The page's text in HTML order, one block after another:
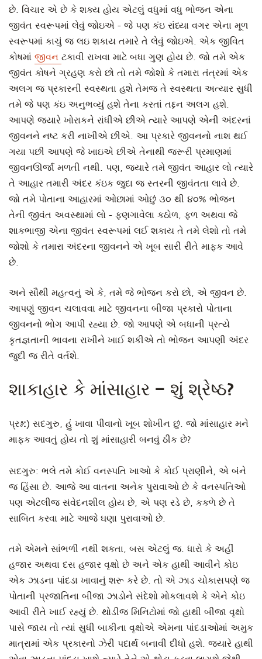
છે. વિચાર એ છે કે શક્ય હોય એટલું વધુમાં વધુ ભોજન એના
જીવંત સ્વરૂપમાં લેવું જોઇએ - જે પણ કંઇ રાંધ્યા વગર એના મૂળ
સ્વરૂપમાં કાચું જ લઇ શકાય તમારે તે લેવું જોઇએ. એક જીવિત
કોષમાં જીવન ટકાવી રાખવા માટે બધા ગુણ હોય છે. જો તમે એક
જીવંત કોષને ગ્રહણ કરો છો તો તમે જોશો કે તમારા તંત્રમાં એક
અલગ જ પ્રકારની સ્વસ્થતા હશે તેમજ તે સ્વસ્થતા અત્યાર સુધી
તમે જે પણ કંઇ અનુભવ્યું હશે તેના કરતાં તદ્દન અલગ હશે.
આપણે જ્યારે ખોરાકને રાંધીએ છીએ ત્યારે આપણે એની અંદરનાં
જીવનને નષ્ટ કરી નાખીએ છીએ. આ પ્રકારે જીવનનો નાશ થઈ
ગયા પછી આપણે જે ખાઇએ છીએ તેનાથી જરૂરી પ્રમાણમાં
જીવનઊર્જા મળતી નથી. પણ, જ્યારે તમે જીવંત આહાર લો ત્યારે
તે આહાર તમારી અંદર કંઇક જુદા જ સ્તરની જીવંતતા લાવે છે.
જો તમે પોતાના આહારમાં ઓછામાં ઓછું ૩૦ થી ૪૦% ભોજન
તેની જીવંત અવસ્થામાં લો - ફણગાવેલા કઠોળ, ફળ અથવા જે
શાકભાજી એના જીવંત સ્વરૂપમાં લઈ શકાય તે તમે લેશો તો તમે
જોશો કે તમારા અંદરના જીવનને એ ખૂબ સારી રીતે માફક આવે
છે.
અને સૌથી મહત્વનું એ કે, તમે જે ભોજન કરો છો, એ જીવન છે.
આપણું જીવન ચલાવવા માટે જીવનના બીજા પ્રકારો પોતાના
જીવનનો ભોગ આપી રહ્યા છે. જો આપણે એ બધાની પ્રત્યે
કૃતજ્ઞતાની ભાવના રાખીને ખાઈ શકીએ તો ભોજન આપણી અંદર
જુદી જ રીતે વર્તશે.
શાકાહાર કે માંસાહાર – શું શ્રેષ્ઠ?
પ્રશ્ન:) સદગુરુ, હું ખાવા પીવાનો ખૂબ શોખીન છું. જો માંસાહાર મને
માફક આવતું હોય તો શું માંસાહારી બનવું ઠીક છે?
સદગુરુ: ભલે તમે કોઈ વનસ્પતિ ખાઓ કે કોઈ પ્રાણીને, એ બંને
જ હિંસા છે. આજે આ વાતના અનેક પુરાવાઓ છે કે વનસ્પતિઓ
પણ એટલીજ સંવેદનશીલ હોય છે, એ પણ રડે છે, કકળે છે તે
સાબિત કરવા માટે આજે ઘણા પુરાવાઓ છે.
તમે એમને સાંભળી નથી શકતા, બસ એટલું જ. ધારો કે અહીં
હજાર અથવા દસ હજાર વૃક્ષો છે અને એક હાથી આવીને કોઇ
એક ઝાડના પાંદડા ખાવાનું શરૂ કરે છે. તો એ ઝાડ ચોકાસપણે જ
પોતાની પ્રજાતિના બીજા ઝાડોને સંદેશો મોકલાવશે કે એને કોઇ
આવી રીતે ખાઈ રહ્યું છે. થોડીજ મિનિટોમાં જો હાથી બીજા વૃક્ષો
પાસે જાય તો ત્યાં સુધી બાકીના વૃક્ષોએ એમના પાંદડાઓમાં અમુક
માત્રામાં એક પ્રકારનો ઝેરી પદાર્થ બનાવી દીધો હશે. જ્યારે હાથી